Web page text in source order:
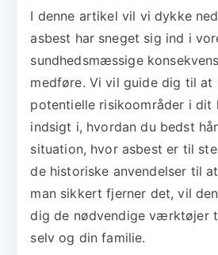
I denne artikel vil vi dykke
asbest har sneget sig ind i
sundhedsmæssige
medføre. Vi vil guide dig til at
potentielle risikoområder i dit
indsigt i, hvordan du bedst
situation, hvor asbest er til
de historiske anvendelser til
man sikkert fjerner det, vil
dig de nødvendige værktøjer
selv og din familie.